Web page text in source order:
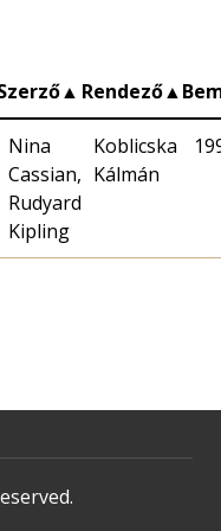
▲ Rendező▲
Nina
Cassian,
Rudyard
Kipling
Koblicska
Kálmán